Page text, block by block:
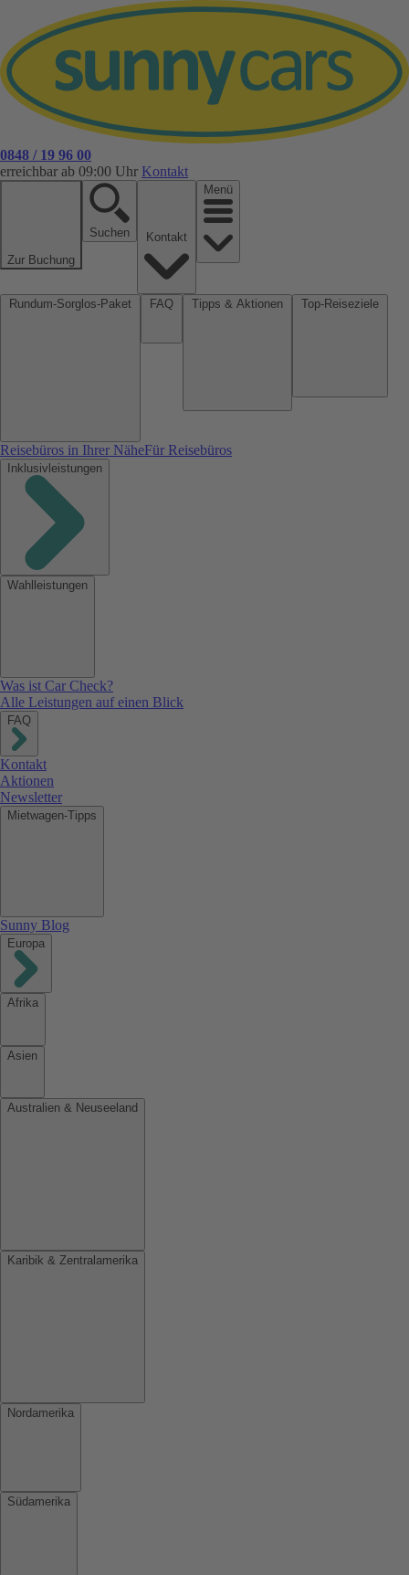
0848 / 19 96 00
erreichbar ab 09:00 Uhr Kontakt
Zur Buchung
Suchen
Menü
Reisebüros in Ihrer NäheFür Reisebüros
Inklusivleistungen
Wahlleistungen
Was ist Car Check?
Alle Leistungen auf einen Blick
FAQ
Kontakt
Aktionen
Newsletter
Mietwagen-Tipps
Sunny Blog
Europa
Afrika
Asien
Australien & Neuseeland
Karibik & Zentralamerika
Nordamerika
Südamerika